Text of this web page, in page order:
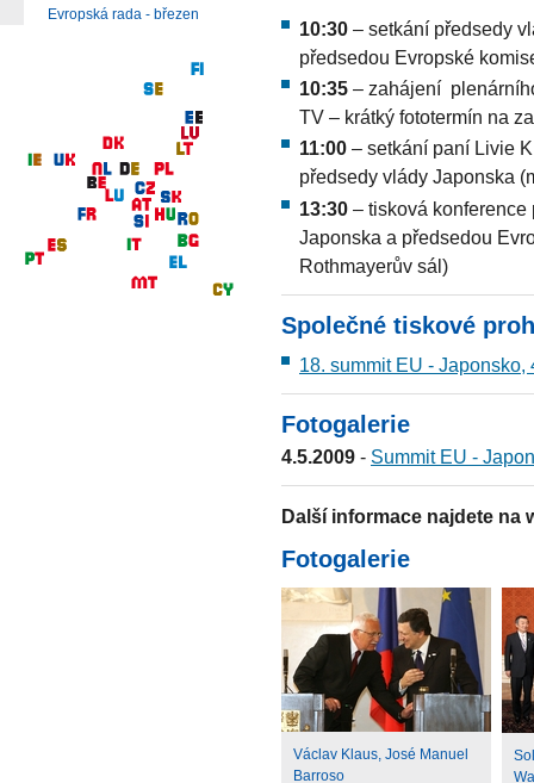
10:30 – setkání předsedy
předsedou Evropské
10:35 – zahájení
TV – krátký fototermín na
11:00 – setkání paní Livie
předsedy vlády Japonska
13:30 – tisková
Japonska a předsedou
Rothmayerův sál)
Společné tiskové
18. summit EU -
Fotogalerie
4.5.2009 - Summit EU -
Další informace najdete na
Fotogalerie
Václav Klaus, José Manuel
Barroso
Evropská rada - březen